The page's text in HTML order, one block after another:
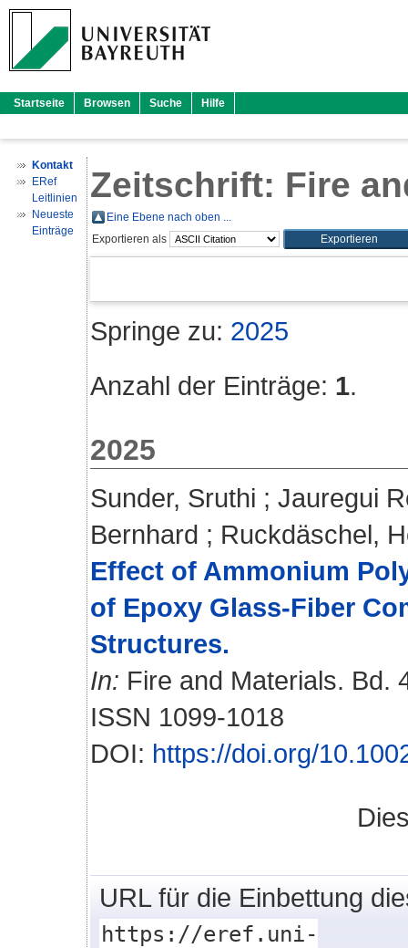
Startseite Browsen Suche Hilfe
Kontakt
ERef
Leitlinien
Neueste
Einträge
Zeitschrift: Fire
Eine Ebene nach oben ...
Exportieren als
Springe zu: 2025
Anzahl der Einträge: 1.
2025
Sunder, Sruthi ; Jauregui
Bernhard ; Ruckdäschel,
Effect of Ammonium
of Epoxy Glass-Fiber
Structures.
In: Fire and Materials. Bd.
ISSN 1099-1018
DOI: https://doi.org/
URL für die Einbettung
https://eref.uni-